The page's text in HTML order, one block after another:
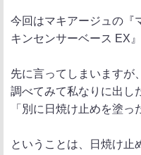
今回はマキアージュの『
キンセンサーベース EX
先に言ってしまいますが、
調べてみて私なりに出し
「別に日焼け止めを塗っ
ということは、日焼け止